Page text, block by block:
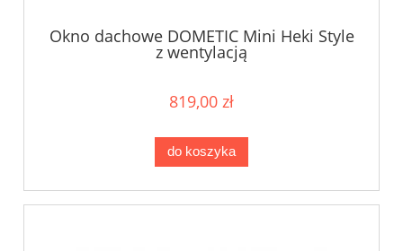
Okno dachowe DOMETIC Mini Heki Style
z wentylacją
819,00 zł
do koszyka